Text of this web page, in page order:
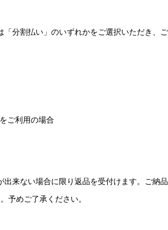
分割払い」のいずれかをご選択いただき、ご
ご利用の場合
来ない場合に限り返品を受付けます。ご納品
予めご了承ください。